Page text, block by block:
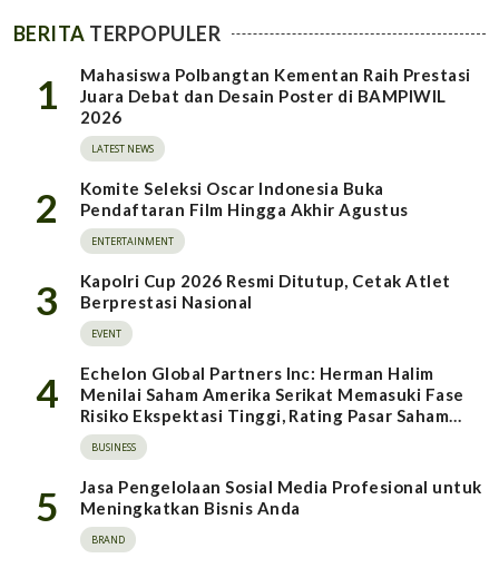
BERITA TERPOPULER
1
Mahasiswa Polbangtan Kementan Raih Prestasi
Juara Debat dan Desain Poster di BAMPIWIL
2026
LATEST NEWS
2
Komite Seleksi Oscar Indonesia Buka
Pendaftaran Film Hingga Akhir Agustus
ENTERTAINMENT
3
Kapolri Cup 2026 Resmi Ditutup, Cetak Atlet
Berprestasi Nasional
EVENT
4
Echelon Global Partners Inc: Herman Halim
Menilai Saham Amerika Serikat Memasuki Fase
Risiko Ekspektasi Tinggi, Rating Pasar Saham
Indonesia Direvisi Naik
BUSINESS
5
Jasa Pengelolaan Sosial Media Profesional untuk
Meningkatkan Bisnis Anda
BRAND